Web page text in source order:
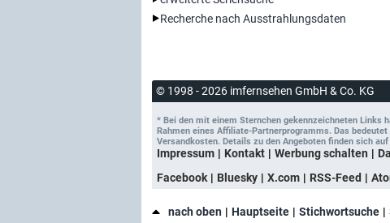
Recherche nach Ausstrahlungsdaten
© 1998 - 2026 imfernsehen GmbH & Co. KG
* Bei den mit einem Sternchen gekennzeichneten Links
Rahmen eines Affiliate-Partnerprogramms. Das
Versandkosten. Details zu den Angeboten finden sich
Impressum Kontakt Werbung schalten
Facebook
Bluesky X.com RSS-Feed
nach oben Hauptseite Stichwortsuche